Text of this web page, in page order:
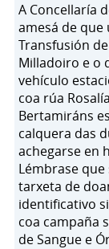
A Concellaría
amesá de
Transfusión
Milladoiro e o
vehículo
coa rúa
Bertamiráns
calquera das
achegarse en
Lémbrase
tarxeta de
identificativo
coa campaña
de Sangue e